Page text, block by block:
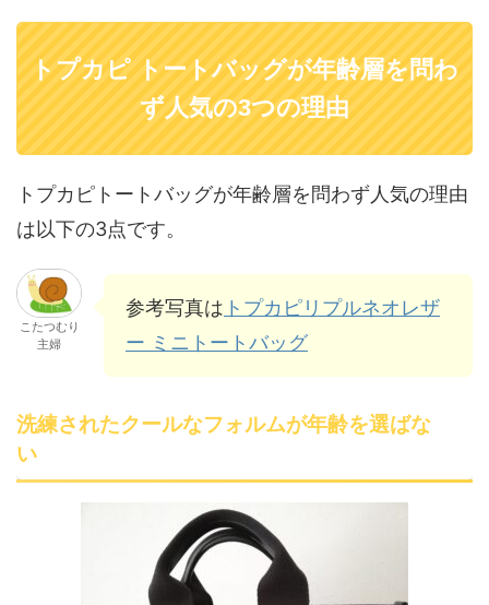
トプカピ トートバッグが年齢層を問わ
ず人気の3つの理由
トプカピトートバッグが年齢層を問わず人気の理由
は以下の3点です。
こたつむり
主婦
参考写真は トプカピリプルネオレザ
ー ミニトートバッグ
洗練されたクールなフォルムが年齢を選ばな
い